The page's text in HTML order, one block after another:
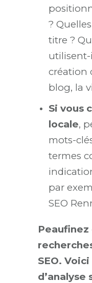
?
titre ?
utilisent-
création
blog, la
Si vous
locale,
mots-
termes
par
SEO
SEO.
d’analyse